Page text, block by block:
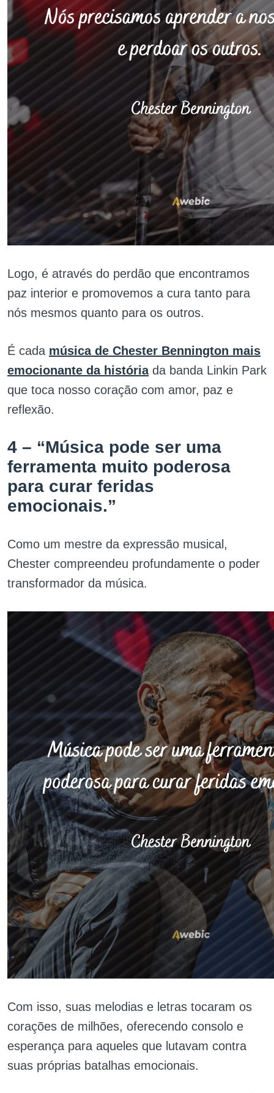
Logo, é através do perdão que encontramos
paz interior e promovemos a cura tanto para
nós mesmos quanto para os outros.
É cada música de Chester Bennington mais
emocionante da históriada banda Linkin Park
que toca nosso coração com amor, paz e
reflexão.
4 – “Música pode ser uma
ferramenta muito poderosa
para curar feridas
emocionais.”
Como um mestre da expressão musical,
Chester compreendeu profundamente o poder
transformador da música.
Com isso, suas melodias e letras tocaram os
corações de milhões, oferecendo consolo e
esperança para aqueles que lutavam contra
suas próprias batalhas emocionais.